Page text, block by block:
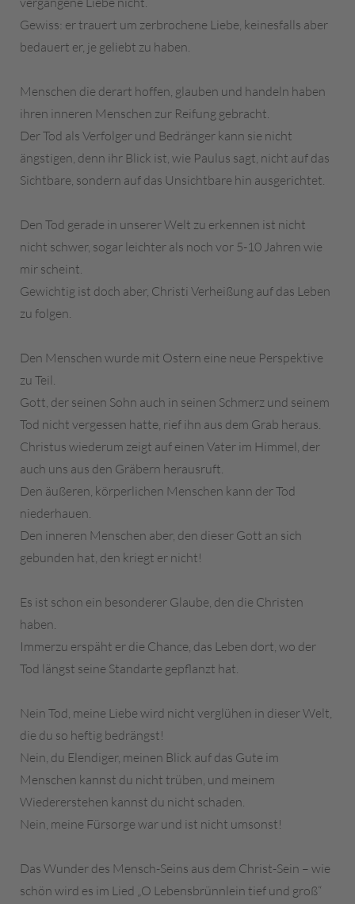
Gewiss: er trauert um zerbrochene Liebe, keinesfalls aber
bedauert er, je geliebt zu haben.
Menschen die derart hoffen, glauben und handeln haben
ihren inneren Menschen zur Reifung gebracht.
Der Tod als Verfolger und Bedränger kann sie nicht
ängstigen, denn ihr Blick ist, wie Paulus sagt, nicht auf das
Sichtbare, sondern auf das Unsichtbare hin ausgerichtet.
Den Tod gerade in unserer Welt zu erkennen ist nicht
nicht schwer, sogar leichter als noch vor 5-10 Jahren wie
mir scheint.
Gewichtig ist doch aber, Christi Verheißung auf das Leben
zu folgen.
Den Menschen wurde mit Ostern eine neue Perspektive
zu Teil.
Gott, der seinen Sohn auch in seinen Schmerz und seinem
Tod nicht vergessen hatte, rief ihn aus dem Grab heraus.
Christus wiederum zeigt auf einen Vater im Himmel, der
auch uns aus den Gräbern herausruft.
Den äußeren, körperlichen Menschen kann der Tod
niederhauen.
Den inneren Menschen aber, den dieser Gott an sich
gebunden hat, den kriegt er nicht!
Es ist schon ein besonderer Glaube, den die Christen
haben.
Immerzu erspäht er die Chance, das Leben dort, wo der
Tod längst seine Standarte gepflanzt hat.
Nein Tod, meine Liebe wird nicht verglühen in dieser Welt,
die du so heftig bedrängst!
Nein, du Elendiger, meinen Blick auf das Gute im
Menschen kannst du nicht trüben, und meinem
Wiedererstehen kannst du nicht schaden.
Nein, meine Fürsorge war und ist nicht umsonst!
Das Wunder des Mensch-Seins aus dem Christ-Sein – wie
schön wird es im Lied „O Lebensbrünnlein tief und groß“